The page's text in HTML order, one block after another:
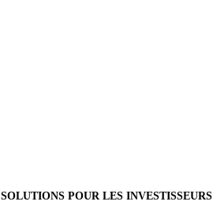
SOLUTIONS POUR LES INVESTISSEURS